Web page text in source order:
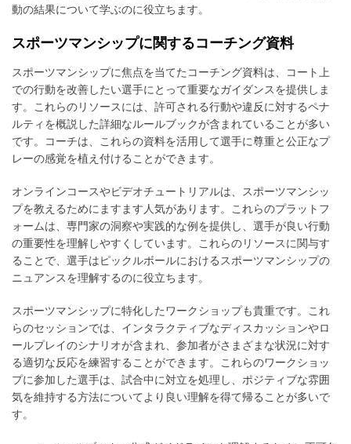
動の結果について学ぶのに役立ちます。
スポーツマンシップに関するコーチング資料
スポーツマンシップに焦点を当てたコーチング資料は、コート上
での行動を改善したい選手にとって重要なガイダンスを提供しま
す。これらのリソースには、許可される行動や違反に対するペナ
ルティを概説した詳細なルールブックが含まれていることが多い
です。コーチは、これらの資料を活用して選手に尊重と公正なプ
レーの感覚を植え付けることができます。
オンラインコースやビデオチュートリアルは、スポーツマンシッ
プを教えるためにますます人気があります。これらのプラットフ
ォームは、専門家の洞察や実践的な例を提供し、選手が良い行動
の重要性を理解しやすくしています。これらのリソースに関与す
ることで、選手はピックルボールにおけるスポーツマンシップの
ニュアンスを理解するのに役立ちます。
スポーツマンシップに特化したワークショップも貴重です。これ
らのセッションでは、インタラクティブなディスカッションやロ
ールプレイのシナリオが含まれ、参加者がさまざまな状況に対す
る適切な反応を練習することができます。これらのワークショッ
プに参加した選手は、試合中に対立を処理し、ポジティブな雰囲
気を維持する方法についてより良い理解を得て帰ることが多いで
す。